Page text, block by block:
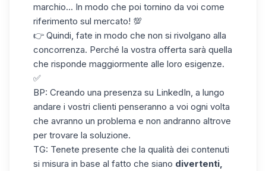
marchio... In modo che poi tornino da voi come
riferimento sul mercato! 💯
👉 Quindi, fate in modo che non si rivolgano alla
concorrenza. Perché la vostra offerta sarà quella
che risponde maggiormente alle loro esigenze.
✅
BP: Creando una presenza su LinkedIn, a lungo
andare i vostri clienti penseranno a voi ogni volta
che avranno un problema e non andranno altrove
per trovare la soluzione.
TG: Tenete presente che la qualità dei contenuti
si misura in base al fatto che siano divertenti,